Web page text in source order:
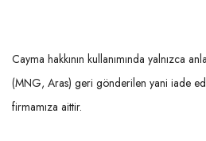
Cayma hakkının kullanımında yalnızca
(MNG, Aras) geri gönderilen yani iade
firmamıza aittir.